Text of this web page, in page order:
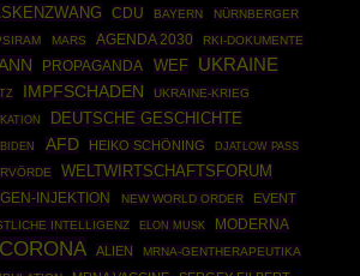
CDU BAYERN
NÜRNBERGER
MARS AGENDA 2030 RKI-DOKUMENTE
PROPAGANDA WEF UKRAINE
IMPFSCHADEN
UKRAINE-KRIEG
DEUTSCHE GESCHICHTE
AFD HEIKO SCHÖNING DJATLOW PASS
WELTWIRTSCHAFTSFORUM
INJEKTION NEW WORLD ORDER
EVENT
INTELLIGENZ ELON MUSK MODERNA
CORONA ALIEN MRNA-GENTHERAPEUTIKA